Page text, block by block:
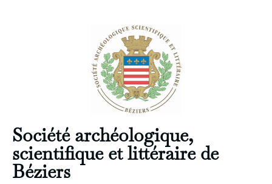
Société archéologique,
scientifique et littéraire de
Béziers